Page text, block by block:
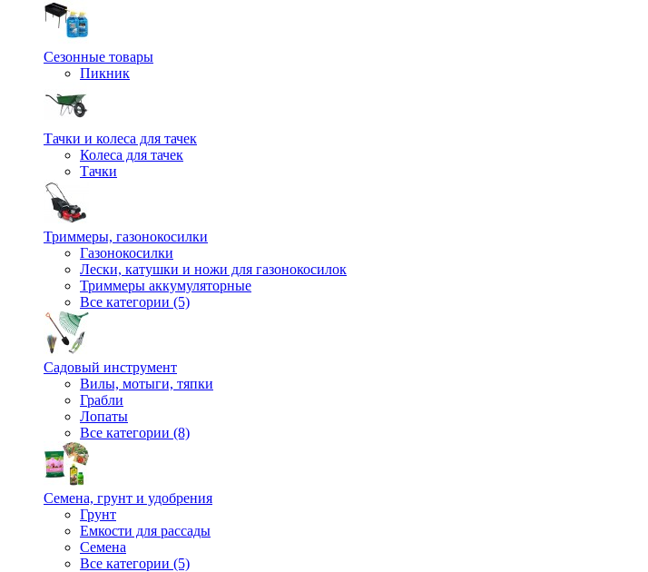
Сезонные товары
Пикник
Тачки и колеса для тачек
Колеса для тачек
Тачки
Триммеры, газонокосилки
Газонокосилки
Лески, катушки и ножи для газонокосилок
Триммеры аккумуляторные
Все категории (5)
Садовый инструмент
Вилы, мотыги, тяпки
Грабли
Лопаты
Все категории (8)
Семена, грунт и удобрения
Грунт
Емкости для рассады
Семена
Все категории (5)